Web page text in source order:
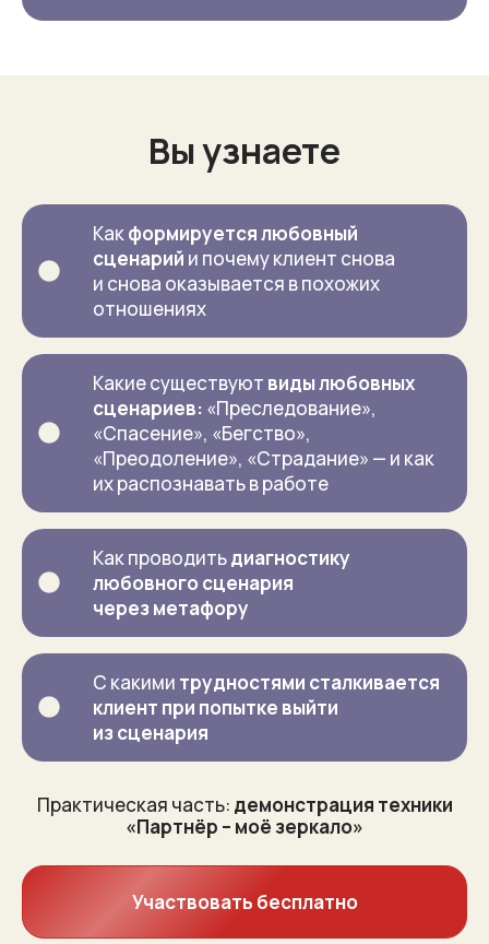
Вы узнаете
Какформируется любовный
сценарий и почему клиент снова
и снова оказывается в похожих
отношениях
Какие существуют виды любовных
сценариев: «Преследование»,
«Спасение», «Бегство»,
«Преодоление», «Страдание» — и как
их распознавать в работе
Как проводитьдиагностику
любовного сценария
через метафору
С какими трудностями сталкивается
клиент при попытке выйти
из сценария
Практическая часть: демонстрация техники
«Партнёр – моё зеркало»
Участвовать бесплатно